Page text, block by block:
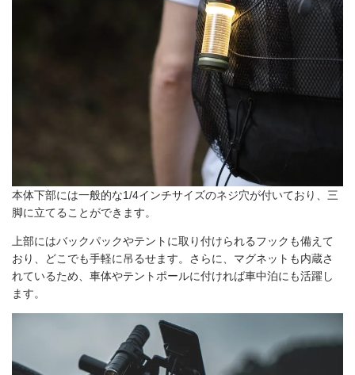
本体下部には一般的な1/4インチサイズのネジ穴が付いており、三
脚に立てることができます。
上部にはバックパックやテントに取り付けられるフックも備えて
おり、どこでも手軽に吊るせます。さらに、マグネットも内蔵さ
れているため、車体やテントポールに付ければ車中泊にも活躍し
ます。